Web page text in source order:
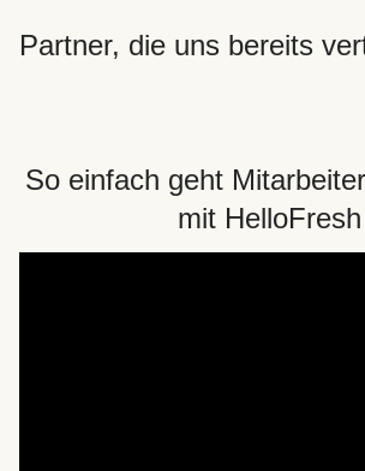
Partner, die uns bereits
So einfach geht
mit HelloFresh